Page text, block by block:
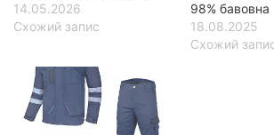
14.05.2026
Схожий запис
98% бавовна
18.08.2025
Схожий